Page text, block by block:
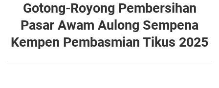
Gotong-Royong Pembersihan
Pasar Awam Aulong Sempena
Kempen Pembasmian Tikus 2025